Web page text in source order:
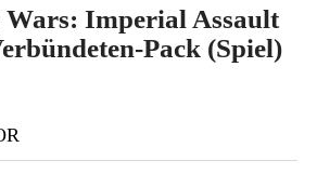
Wars: Imperial Assault
Pack (Spiel)